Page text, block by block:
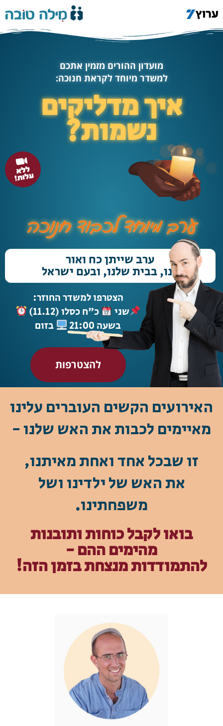
מועדון ההורים מזמין אתכם
למשדר מיוחד לקראת חנוכה:
איך מדליקים
נשמות?
ערב מיוחד לכבוד חנוכה
ערב שייתן כח ואור
בנו, בבית שלנו, ובעם ישראל
הצטרפו למשדר החוזר:
שני
כ"ח כסלו (11.12)
בשעה 21:00
בזום
להצטרפות
האירועים הקשים העוברים עלינו
מאיימים לכבות את האש שלנו -
זו שבכל אחד ואחת מאיתנו,
את האש של ילדינו ושל
משפחתינו.
בואו לקבל כוחות ותובנות
מהימים ההם -
להתמודדות מנצחת בזמן הזה!